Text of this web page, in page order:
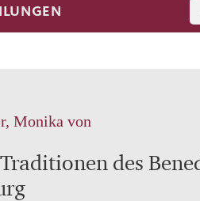
Monika von
des